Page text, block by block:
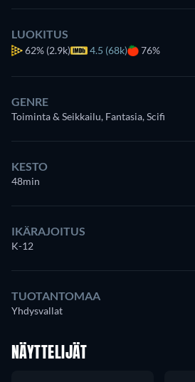
LUOKITUS
62% (2.9k) 4.5 (68k) 76%
GENRE
Toiminta & Seikkailu, Fantasia, Scifi
KESTO
48min
IKÄRAJOITUS
K-12
TUOTANTOMAA
Yhdysvallat
NÄYTTELIJÄT